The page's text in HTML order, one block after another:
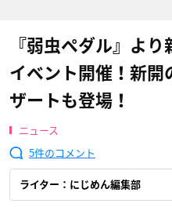
『弱虫ペダル』よ
イベント開催！新開
ザートも登場！
ニュース
5
ライター：にじめん編集部